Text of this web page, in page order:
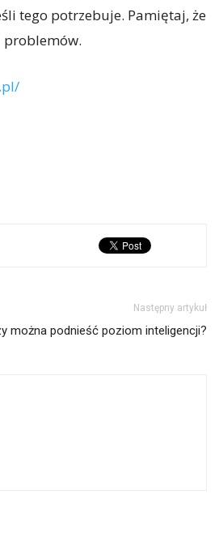
tego potrzebuje. Pamiętaj, że
problemów.
Następny artykuł
można podnieść poziom inteligencji?